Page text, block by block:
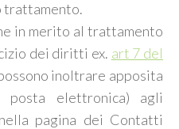
trattamento.
in merito al trattamento
dei diritti ex. art 7 del
inoltrare apposita
posta elettronica) agli
pagina dei Contatti